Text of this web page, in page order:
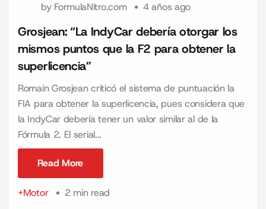
by FormulaNitro.com 4 años ago
Grosjean: “La IndyCar debería otorgar los
mismos puntos que la F2 para obtener la
superlicencia”
Romain Grosjean criticó el sistema de puntuación la
FIA para obtener la superlicencia, pues considera que
la IndyCar debería tener un valor similar al de la
Fórmula 2. El serial...
Read More
+Motor
2 min read